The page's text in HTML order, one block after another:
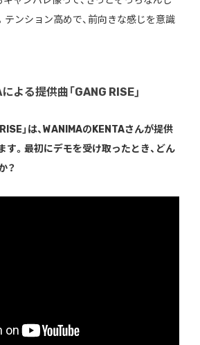
テンション高めで、前向きな感じを意識
よる提供曲「GANG RISE」
」は、WANIMAのKENTAさんが提供
す。最初にデモを受け取ったとき、どん
？